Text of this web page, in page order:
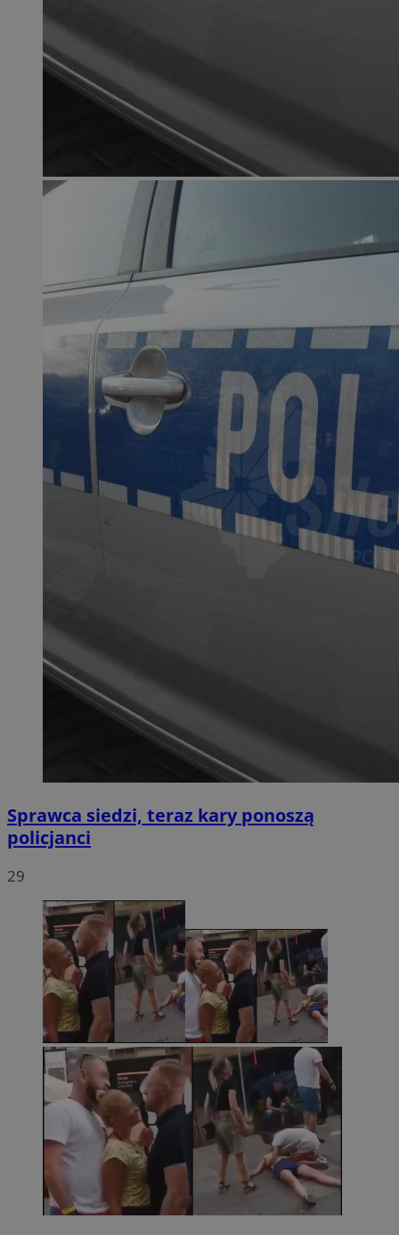
Sprawca siedzi, teraz kary ponoszą
policjanci
29